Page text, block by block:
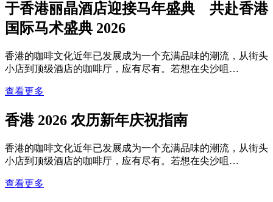
于香港丽晶酒店迎接马年盛典 共赴香港
国际马术盛典 2026
香港的咖啡文化近年已发展成为一个充满品味的潮流，从街头
小店到顶级酒店的咖啡厅，应有尽有。若想在尖沙咀…
查看更多
香港 2026 农历新年庆祝指南
香港的咖啡文化近年已发展成为一个充满品味的潮流，从街头
小店到顶级酒店的咖啡厅，应有尽有。若想在尖沙咀…
查看更多